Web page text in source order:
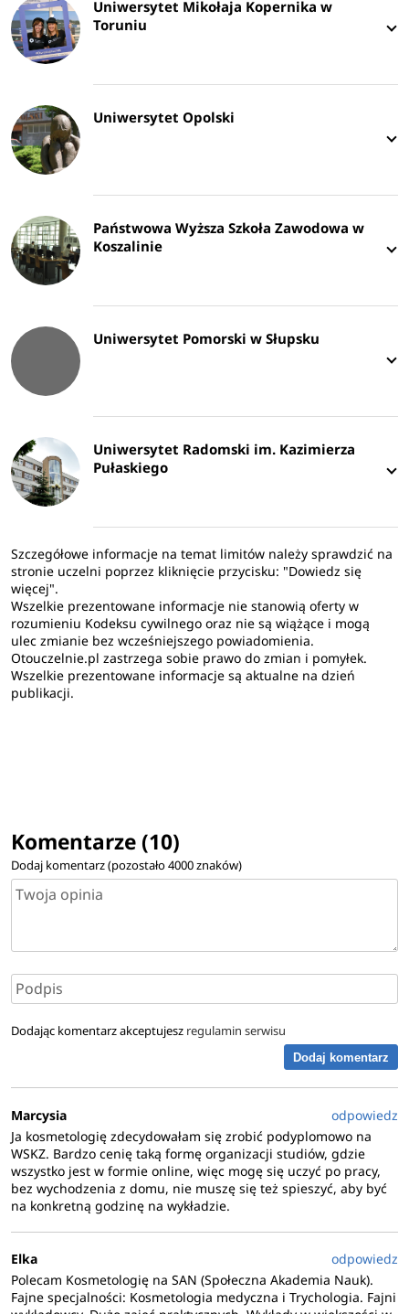
Uniwersytet Mikołaja Kopernika w
Toruniu
Uniwersytet Opolski
Państwowa Wyższa Szkoła Zawodowa w
Koszalinie
Uniwersytet Pomorski w Słupsku
Uniwersytet Radomski im. Kazimierza
Pułaskiego
Szczegółowe informacje na temat limitów należy sprawdzić na
stronie uczelni poprzez kliknięcie przycisku: "Dowiedz się
więcej".
Wszelkie prezentowane informacje nie stanowią oferty w
rozumieniu Kodeksu cywilnego oraz nie są wiążące i mogą
ulec zmianie bez wcześniejszego powiadomienia.
Otouczelnie.pl zastrzega sobie prawo do zmian i pomyłek.
Wszelkie prezentowane informacje są aktualne na dzień
publikacji.
Komentarze (10)
Dodaj komentarz (pozostało4000znaków)
Dodając komentarz akceptujesz regulamin serwisu
Dodaj komentarz
Marcysia
odpowiedz
Ja kosmetologię zdecydowałam się zrobić podyplomowo na
WSKZ. Bardzo cenię taką formę organizacji studiów, gdzie
wszystko jest w formie online, więc mogę się uczyć po pracy,
bez wychodzenia z domu, nie muszę się też spieszyć, aby być
na konkretną godzinę na wykładzie.
Elka
odpowiedz
Polecam Kosmetologię na SAN (Społeczna Akademia Nauk).
Fajne specjalności: Kosmetologia medyczna i Trychologia. Fajni